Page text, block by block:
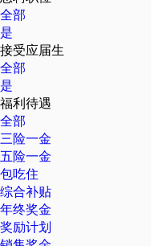
全部
是
接受应届生
全部
是
福利待遇
全部
三险一金
五险一金
包吃住
综合补贴
年终奖金
奖励计划